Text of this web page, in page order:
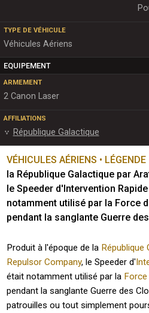
TYPE DE VÉHICULE
Véhicules Aériens
EQUIPEMENT
ARMEMENT
2 Canon Laser
AFFILIATIONS
République Galactique
VÉHICULES AÉRIENS • LÉGENDE
la République Galactique par
le Speeder d'Intervention
notamment utilisé par la Force
pendant la sanglante Guerre
Produit à l'époque de la République
Repulsor Company, le Speeder d'
était notamment utilisé par la
pendant la sanglante Guerre des
patrouilles ou tout simplement